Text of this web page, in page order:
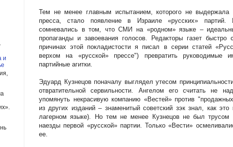
Тем не менее главным испытанием, которого не выдержала
пресса, стало появление в Израиле «русских»
сомневались в том, что СМИ на «родном» языке –
пропаганды и завоевания голосов. Редакторы газет быстро
причинах этой покладистости я писал в серии статей
верхом на «русской» прессе") превратить руководимые
партийные агитки.
Эдуард Кузнецов поначалу выглядел утесом
отвратительной сервильности. Ангелом его считать не
упомянуть некрасивую компанию «Вестей» против
из других изданий – знаменитый советский зэк знал, как это
лагерном языке). Но тем не менее Кузнецов не был трусом
наезды первой «русской» партии. Только «Вести»
ее.
и